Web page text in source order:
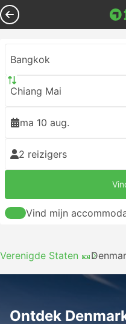
Bangkok
Chiang Mai
ma 10 aug.
2 reizigers
Vind mijn
Verenigde Staten 🎫
Ontdek